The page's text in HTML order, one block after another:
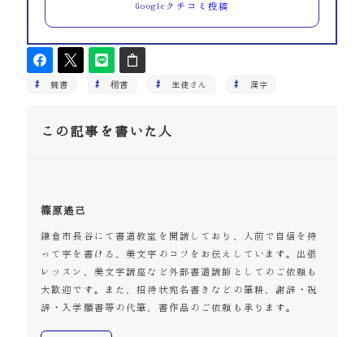
Googleクチコミ投稿
競書 楷書 生徒さん 漢字
この記事を書いた人
篠原遙己
鎌倉市長谷にて書道教室を開講しており、人前で自信を持
って字を書ける、美文字のコツをお伝えしています。出張
レッスン、美文字講座など外部書道講師としてのご依頼も
大歓迎です。また、招待状宛名書きなどの筆耕、謝辞・祝
辞・入学願書等の代筆、書作品のご依頼も承ります。